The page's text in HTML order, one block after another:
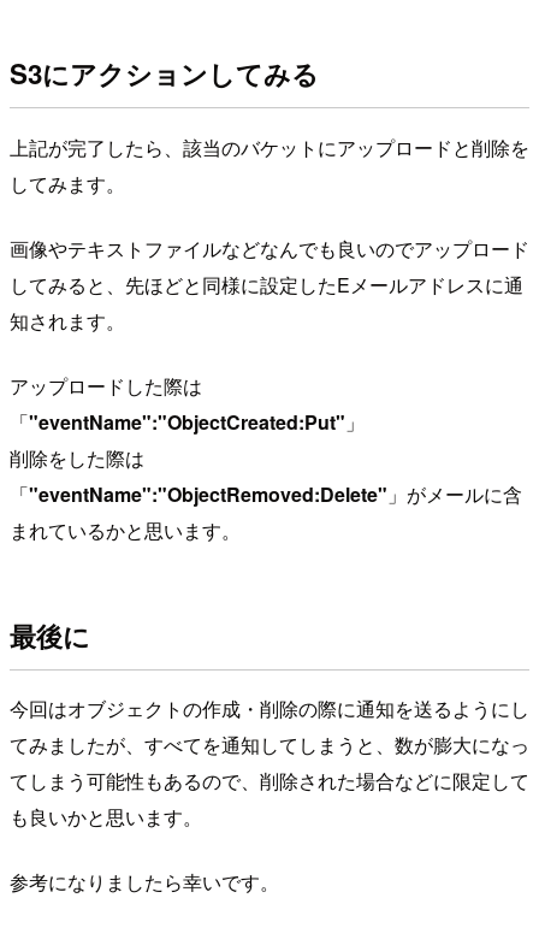
S3にアクションしてみる
上記が完了したら、該当のバケットにアップロードと削除を
してみます。
画像やテキストファイルなどなんでも良いのでアップロード
してみると、先ほどと同様に設定したEメールアドレスに通
知されます。
アップロードした際は
「"eventName":"ObjectCreated:Put" 」
削除をした際は
「"eventName":"ObjectRemoved:Delete" 」がメールに含
まれているかと思います。
最後に
今回はオブジェクトの作成・削除の際に通知を送るようにし
てみましたが、すべてを通知してしまうと、数が膨大になっ
てしまう可能性もあるので、削除された場合などに限定して
も良いかと思います。
参考になりましたら幸いです。